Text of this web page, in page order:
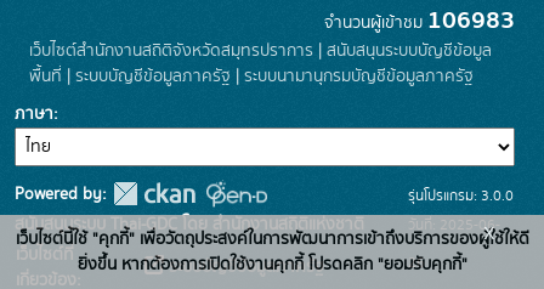
จำนวนผู้เข้าชม 106983
เว็บไซต์สำนักงานสถิติจังหวัดสมุทรปราการ | สนับสนุนระบบบัญชีข้อมูล
พื้นที่ | ระบบบัญชีข้อมูลภาครัฐ | ระบบนามานุกรมบัญชีข้อมูลภาครัฐ
ภาษา
Powered by:
สนับสนุนระบบ Thai-GDC โดย สำนักงานสถิติแห่งชาติ
เว็บไซต์ที่
เกี่ยวข้อง:
ระบบบัญชีข้อมูลภาครัฐ
รุ่นโปรแกรม: 3.0.0
วันที่: 2025-06-
26
เว็บไซต์นี้ใช้ "คุกกี้" เพื่อวัตถุประสงค์ในการพัฒนาการเข้าถึงบริการของผู้ใช้ให้ดี
ยิ่งขึ้น หากต้องการเปิดใช้งานคุกกี้ โปรดคลิก "ยอมรับคุกกี้"
x